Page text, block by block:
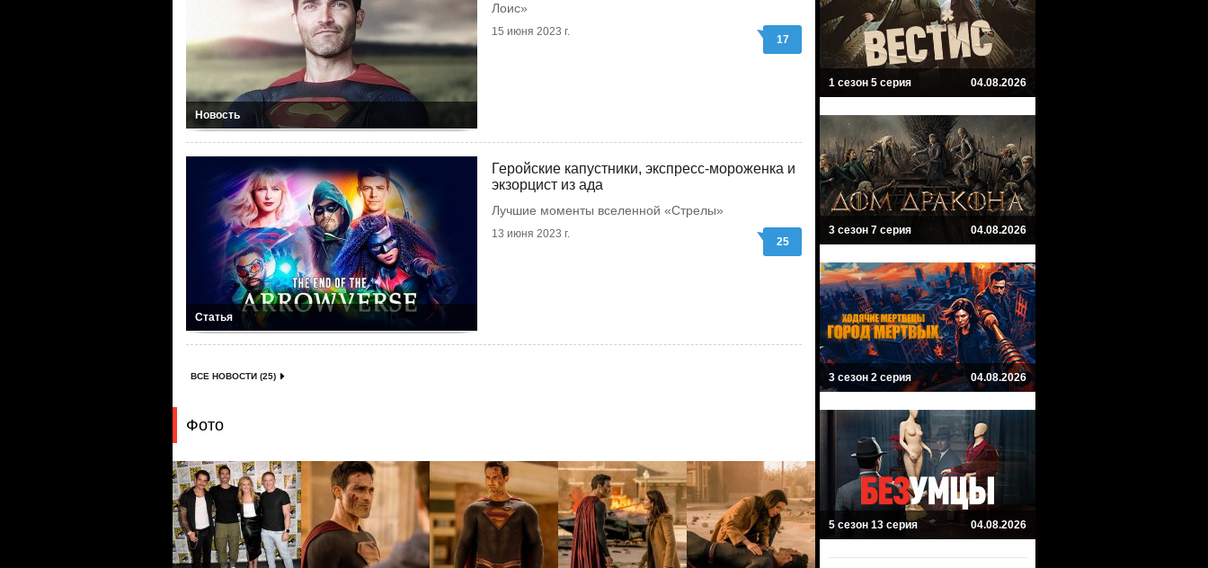
Новость
Лоис»
15 июня 2023 г.
17
Статья
Геройские капустники, экспресс-мороженка и
экзорцист из ада
Лучшие моменты вселенной «Стрелы»
13 июня 2023 г.
25
ВСЕ НОВОСТИ (25)
Фото
1 сезон 5 серия 04.08.2026
3 сезон 7 серия 04.08.2026
3 сезон 2 серия 04.08.2026
5 сезон 13 серия 04.08.2026